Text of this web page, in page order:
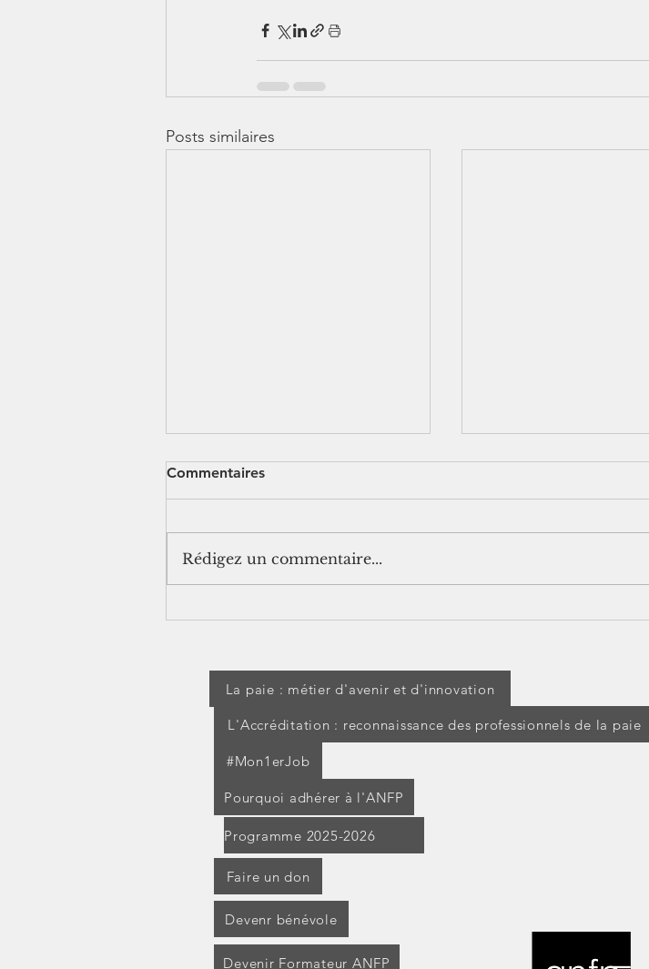
Posts similaires
être suspendues
Commentaires
Rédigez un commentaire...
La paie : métier d'avenir et d'innovation
L'Accréditation : reconnaissance des professionnels de la paie
#Mon1erJob
Pourquoi adhérer à l'ANFP
Programme 2025-2026
Faire un don
Devenr bénévole
Devenir Formateur ANFP